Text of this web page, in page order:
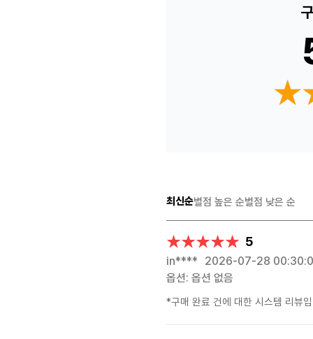
최신순별점 높은 순별점 낮은 순
★★★★★
★★★★★ 5
in**** 2026-07-28
옵션: 옵션 없음
*구매 완료 건에 대한 시스템 리뷰